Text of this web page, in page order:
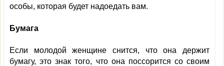
особы, которая будет надоедать вам.
Бумага
Если молодой женщине снится, что она держит
бумагу, это знак того, что она поссорится со своим